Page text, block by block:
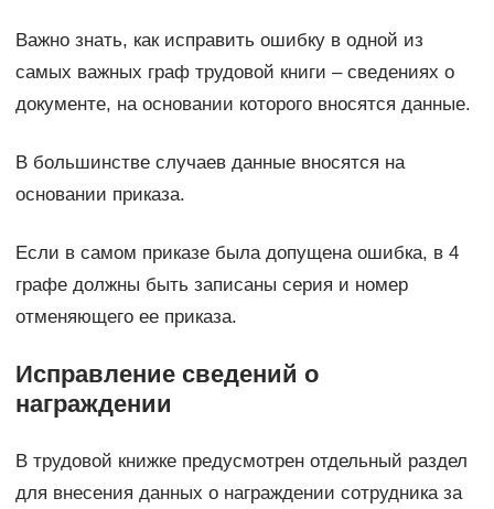
Важно знать, как исправить ошибку в одной из
самых важных граф трудовой книги – сведениях о
документе, на основании которого вносятся данные.
В большинстве случаев данные вносятся на
основании приказа.
Если в самом приказе была допущена ошибка, в 4
графе должны быть записаны серия и номер
отменяющего ее приказа.
Исправление сведений о
награждении
В трудовой книжке предусмотрен отдельный раздел
для внесения данных о награждении сотрудника за